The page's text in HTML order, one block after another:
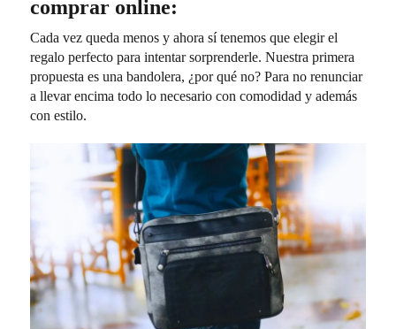
comprar online:
Cada vez queda menos y ahora sí tenemos que elegir el
regalo perfecto para intentar sorprenderle. Nuestra primera
propuesta es una bandolera, ¿por qué no? Para no renunciar
a llevar encima todo lo necesario con comodidad y además
con estilo.